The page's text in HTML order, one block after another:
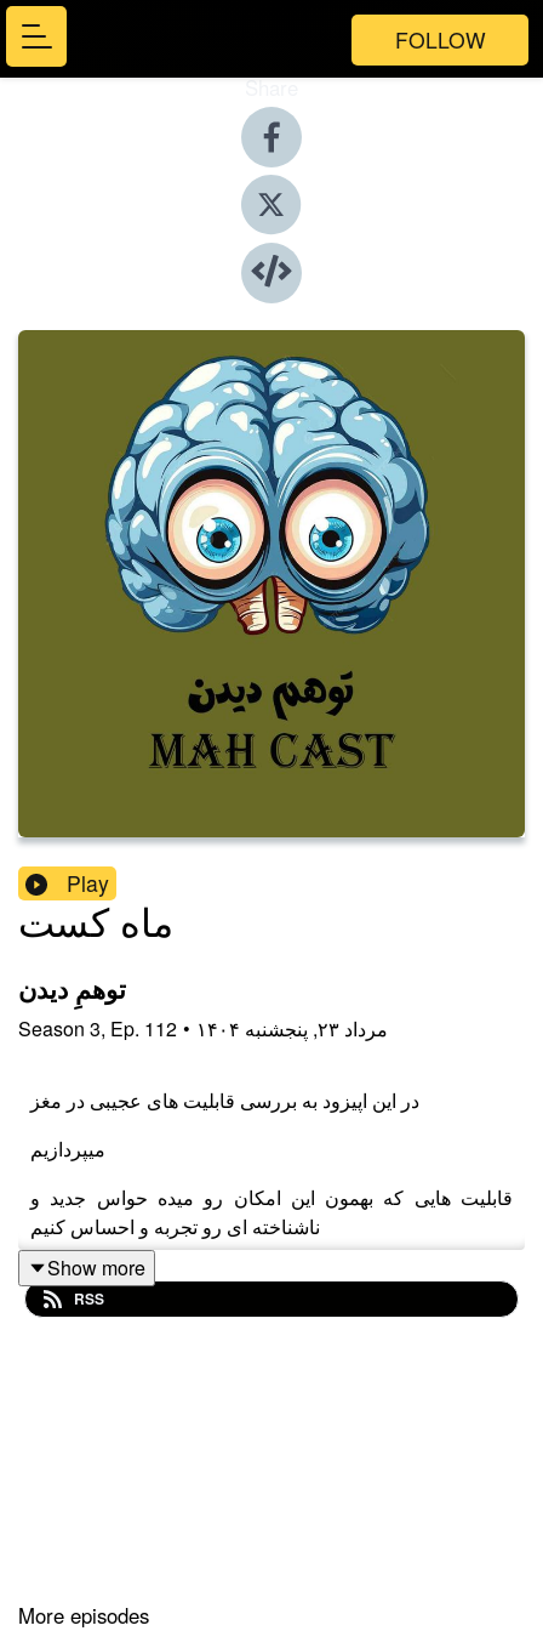
FOLLOW
Share
Play
ماه کست
توهمِ دیدن
Season 3, Ep. 112 • ۱۴۰۴ مرداد ۲۳, پنجشنبه
در این اپیزود به بررسی قابلیت های عجیبی در مغز
میپردازیم
قابلیت هایی که بهمون این امکان رو میده حواس جدید و
ناشناخته ای رو تجربه و احساس کنیم
Show more
RSS
More episodes